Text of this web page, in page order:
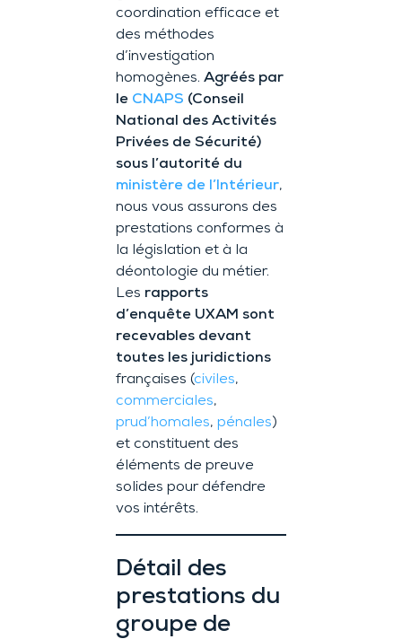
coordination efficace et
des méthodes
d’investigation
homogènes. Agréés par
le CNAPS (Conseil
National des Activités
Privées de Sécurité)
sous l’autorité du
ministère de l’Intérieur,
nous vous assurons des
prestations conformes à
la législation et à la
déontologie du métier.
Les rapports
d’enquête UXAM sont
recevables devant
toutes les juridictions
françaises (civiles,
commerciales,
prud’homales, pénales)
et constituent des
éléments de preuve
solides pour défendre
vos intérêts.
Détail des
prestations du
groupe de